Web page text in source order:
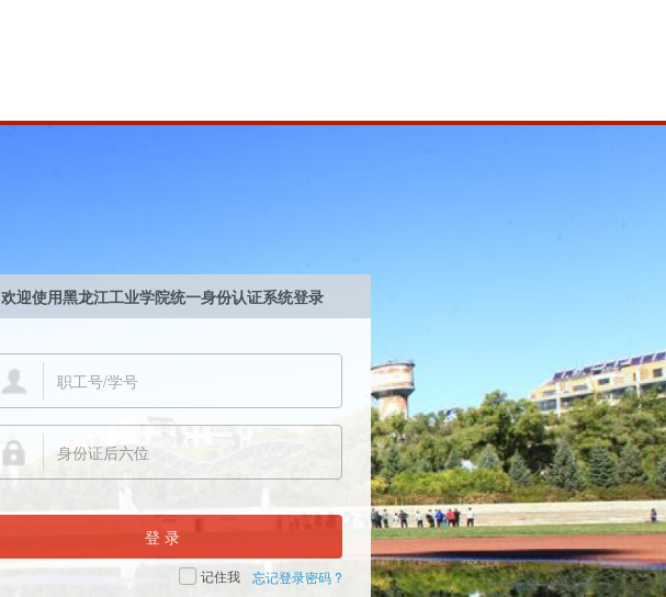
欢迎使用黑龙江工业学院统一身份认证系统登录
登 录
记住我 忘记登录密码 ?